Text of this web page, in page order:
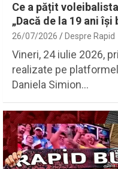
Ce a pățit
„Dacă de la 19 ani
26/07/2026 Despre Rapid
Vineri, 24 iulie 2026,
realizate pe
Daniela Simion…